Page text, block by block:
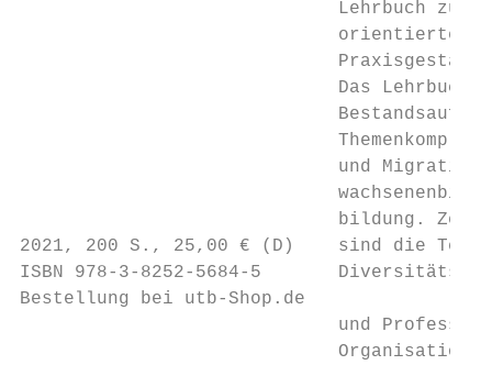
Lehrbuch zur
orientierten
Das Lehrbuch
Themenkomplex
und Migration
bildung.
2021, 200 S., 25,00 € (D)    sind die
ISBN 978-3-8252-5684-5
Bestellung bei utb-Shop.de
und